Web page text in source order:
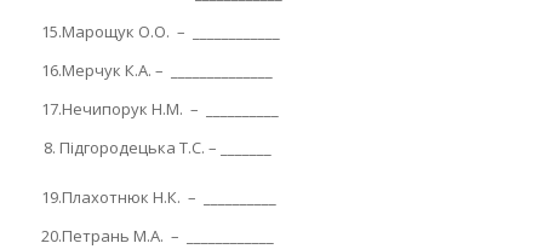
15.Марощук О.О. – ____________
16.Мерчук К.А. – ______________
17.Нечипорук Н.М. – __________
Підгородецька Т.С. – _______
19.Плахотнюк Н.К. – __________
20.Петрань М.А. – ____________